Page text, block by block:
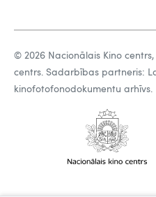
© 2026 Nacionālais Kino
centrs. Sadarbības partneris:
kinofotofonodokumentu arhīvs.